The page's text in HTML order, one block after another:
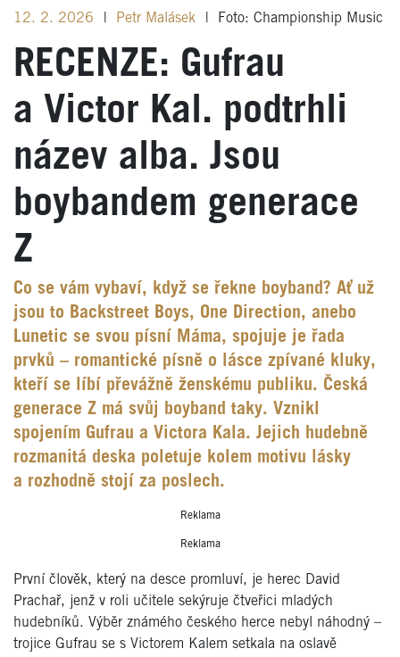
12. 2. 2026 Petr Malásek Foto: Championship Music
RECENZE: Gufrau
a Victor Kal. podtrhli
název alba. Jsou
boybandem generace
Z
Co se vám vybaví, když se řekne boyband? Ať už
jsou to Backstreet Boys, One Direction, anebo
Lunetic se svou písní Máma, spojuje je řada
prvků – romantické písně o lásce zpívané kluky,
kteří se líbí převážně ženskému publiku. Česká
generace Z má svůj boyband taky. Vznikl
spojením Gufrau a Victora Kala. Jejich hudebně
rozmanitá deska poletuje kolem motivu lásky
a rozhodně stojí za poslech.
Reklama
Reklama
První člověk, který na desce promluví, je herec David
Prachař, jenž v roli učitele sekýruje čtveřici mladých
hudebníků. Výběr známého českého herce nebyl náhodný –
trojice Gufrau se s Victorem Kalem setkala na oslavě